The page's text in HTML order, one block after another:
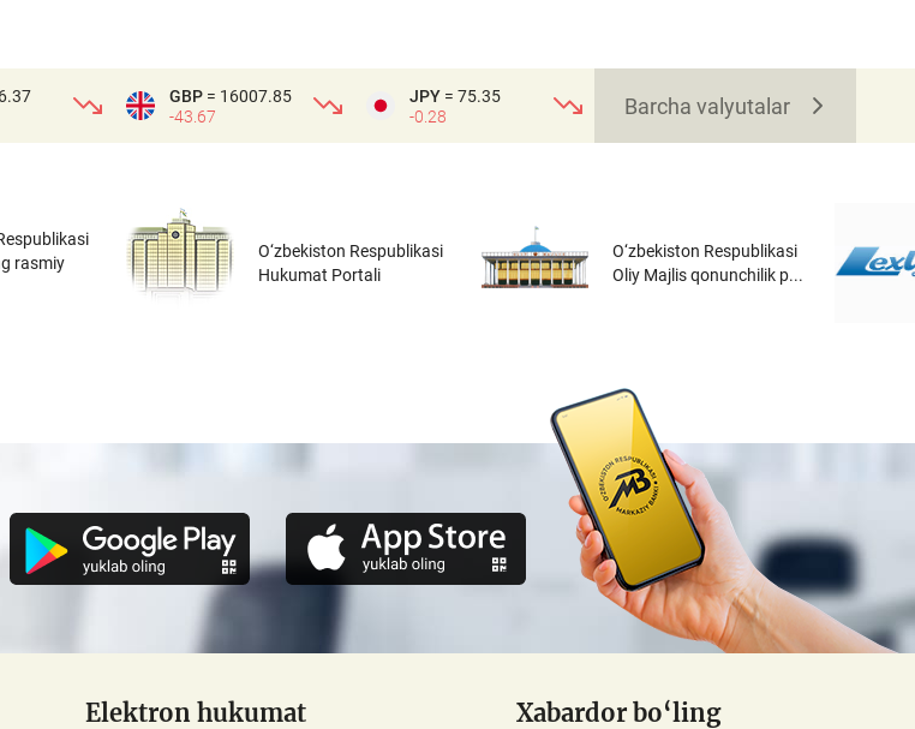
GBP = 16007.85
-43.67
JPY = 75.35
-0.28
Barcha valyutalar
rasmiy
O‘zbekiston Respublikasi
Hukumat Portali
O‘zbekiston Respublikasi
Oliy Majlis qonunchilik p...
Elektron hukumat Xabardor bo‘ling